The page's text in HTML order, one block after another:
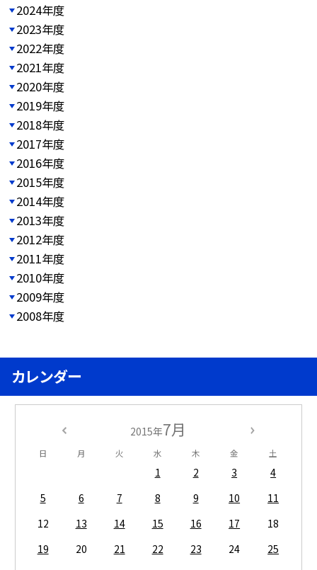
2024年度
2023年度
2022年度
2021年度
2020年度
2019年度
2018年度
2017年度
2016年度
2015年度
2014年度
2013年度
2012年度
2011年度
2010年度
2009年度
2008年度
カレンダー
2015年7月
日 月 火 水 木 金 土
1 2 3
4
5
6 7 8 9 10
11
12
13 14 15 16 17
18
19
20 21 22 23 24
25